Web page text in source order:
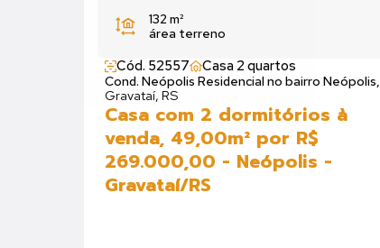
132 m²
área terreno
Cód. 52557 Casa 2 quartos
Cond. Neópolis Residencial no bairro Neópolis,
Gravataí, RS
Casa com 2 dormitórios à
venda, 49,00m² por R$
269.000,00 - Neópolis -
Gravataí/RS